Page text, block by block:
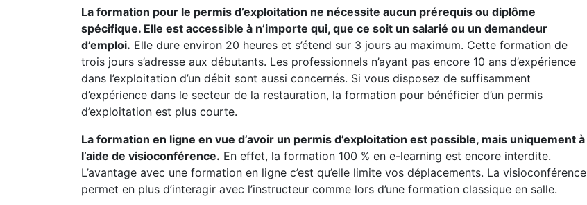
La formation pour le permis d’exploitation ne nécessite aucun prérequis ou diplôme
spécifique. Elle est accessible à n’importe qui, que ce soit un salarié ou un demandeur
d’emploi. Elle dure environ 20 heures et s’étend sur 3 jours au maximum. Cette formation de
trois jours s’adresse aux débutants. Les professionnels n’ayant pas encore 10 ans d’expérience
dans l’exploitation d’un débit sont aussi concernés. Si vous disposez de suffisamment
d’expérience dans le secteur de la restauration, la formation pour bénéficier d’un permis
d’exploitation est plus courte.
La formation en ligne en vue d’avoir un permis d’exploitation est possible, mais uniquement à
l’aide de visioconférence. En effet, la formation 100 % en e-learning est encore interdite.
L’avantage avec une formation en ligne c’est qu’elle limite vos déplacements. La visioconférence
permet en plus d’interagir avec l’instructeur comme lors d’une formation classique en salle.